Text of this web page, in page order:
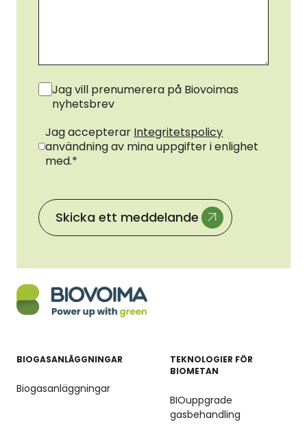
Nyhetsbrev
Jag vill prenumerera på Biovoimas
nyhetsbrev
Samtycke*
Jag accepterar Integritetspolicy
användning av mina uppgifter i enlighet
med.*
Skicka ett meddelande
BIOGASANLÄGGNINGAR
Biogasanläggningar
TEKNOLOGIER FÖR
BIOMETAN
BIOuppgrade
gasbehandling